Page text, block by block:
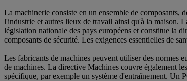
La machinerie consiste en un ensemble de composants,
l'industrie et autres lieux de travail ainsi qu'à la maison.
législation nationale des pays européens et constitue la
composants de sécurité. Les exigences essentielles de
Les fabricants de machines peuvent utiliser des normes
de machines. La directive Machines couvre également
spécifique, par exemple un système d'entraînement. Un